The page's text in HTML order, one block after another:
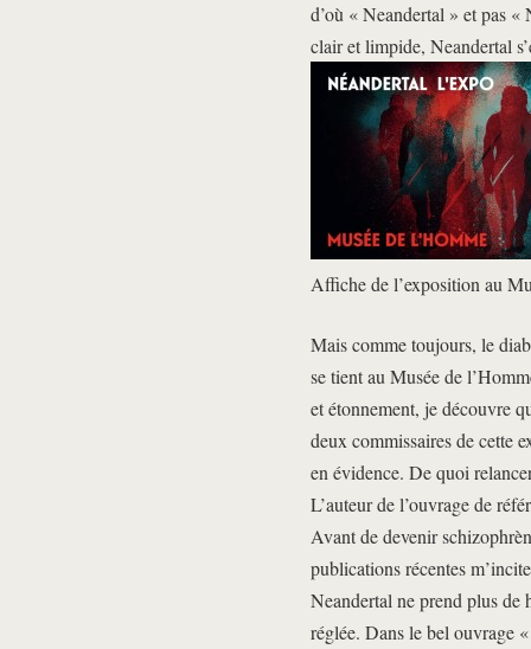
d’où « Neandertal » et pas
clair et limpide, Neandertal
Affiche de l’exposition au
Mais comme toujours, le
se tient au Musée de
et étonnement, je découvre
deux commissaires de cette
en évidence. De quoi
L’auteur de l’ouvrage de
Avant de devenir
publications récentes
Neandertal ne prend plus de
réglée. Dans le bel ouvrage